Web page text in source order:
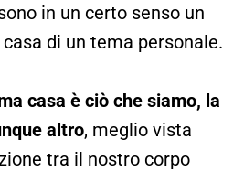
in un certo senso un
di un tema personale.
casa è ciò che siamo, la
altro, meglio vista
tra il nostro corpo